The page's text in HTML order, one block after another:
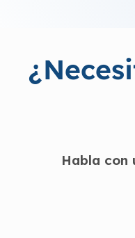
Habla con